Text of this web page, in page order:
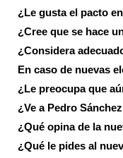
¿Le gusta el pacto
¿Cree que se hace
¿Considera
En caso de nuevas
¿Le preocupa que
¿Ve a Pedro
¿Qué opina de la
¿Qué le pides al